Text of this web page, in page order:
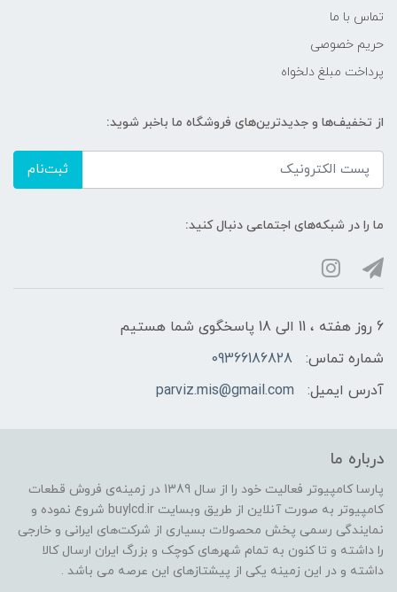
تماس با ما
حریم خصوصی
پرداخت مبلغ دلخواه
از تخفیف‌ها و جدیدترین‌های فروشگاه ما باخبر شوید:
ثبت‌نام
ما را در شبکه‌های اجتماعی دنبال کنید:
6 روز هفته ، 11 الی 18 پاسخگوی شما هستیم
شماره تماس:
09366186828
آدرس ایمیل:
parviz.mis@gmail.com
درباره ما
پارسا کامپیوتر فعالیت خود را از سال 1389 در زمینه‌ی فروش قطعات
کامپیوتر به صورت آنلاین از طریق وبسایت buylcd.ir شروع نموده و
نمایندگی رسمی پخش محصولات بسیاری از شرکت‌های ایرانی و خارجی
را داشته و تا کنون به تمام شهرهای کوچک و بزرگ ایران ارسال کالا
داشته و در این زمینه یکی از پیشتازهای این عرصه می باشد .